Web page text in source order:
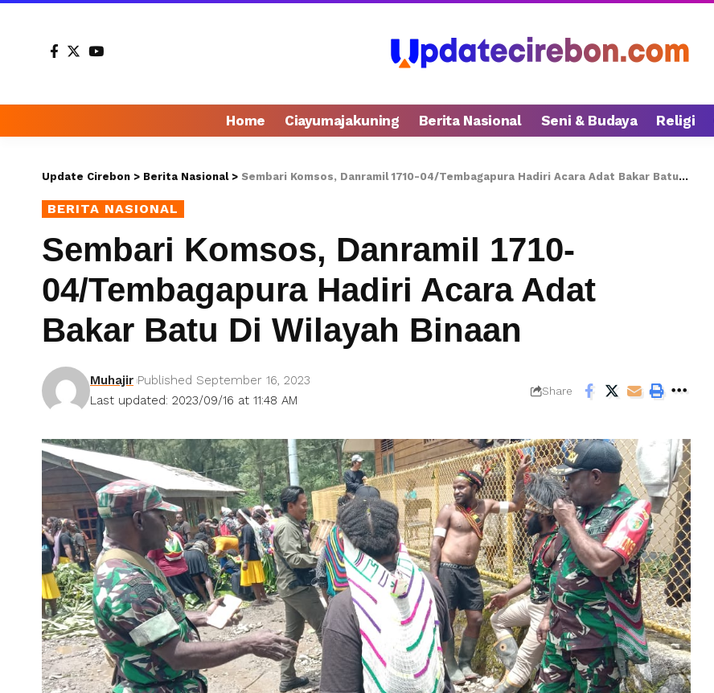
Home Ciayumajakuning Berita Nasional Seni & Budaya Religi
Update Cirebon > Berita Nasional> Sembari Komsos, Danramil 1710-04/Tembagapura Hadiri Acara Adat Bakar Batu Di Wilayah Binaan
BERITA NASIONAL
Sembari Komsos, Danramil 1710-
04/Tembagapura Hadiri Acara Adat
Bakar Batu Di Wilayah Binaan
Last updated: 2023/09/16 at 11:48 AM
Muhajir Published September 16, 2023
Share